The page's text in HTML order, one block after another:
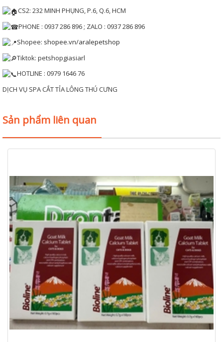
CS2: 232 MINH PHỤNG, P.6, Q.6, HCM
PHONE : 0937 286 896 ; ZALO : 0937 286 896
Shopee: shopee.vn/aralepetshop
Tiktok: petshopgiasiarl
HOTLINE : 0979 1646 76
DỊCH VỤ SPA CẮT TỈA LÔNG THÚ CƯNG
Sản phẩm liên quan